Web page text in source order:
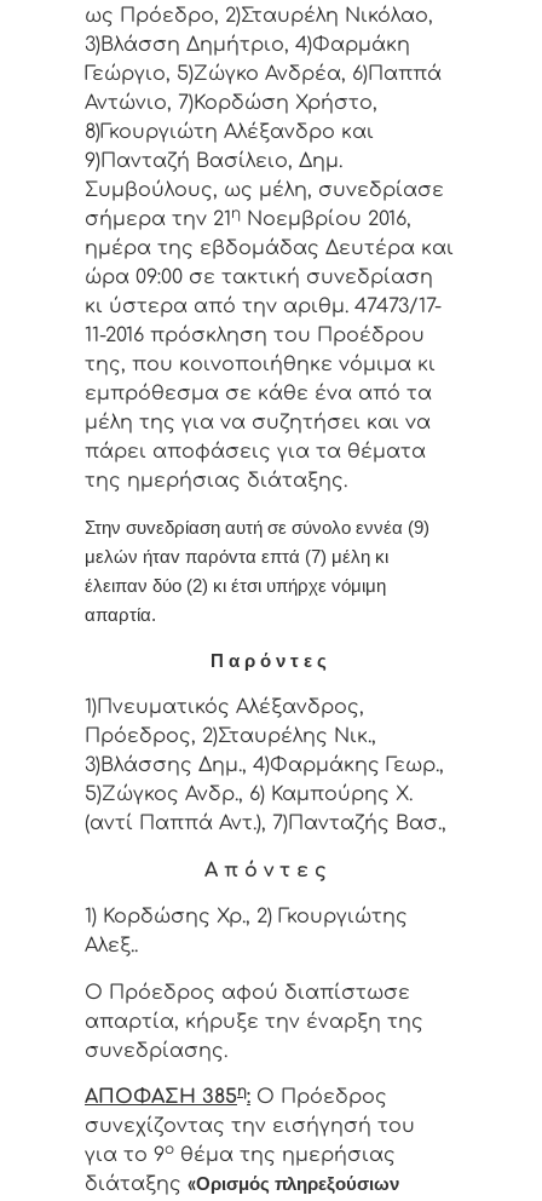
ως Πρόεδρo, 2)Σταυρέλη Νικόλαο,
3)Βλάσση Δημήτριο, 4)Φαρμάκη
Γεώργιο, 5)Ζώγκο Ανδρέα, 6)Παππά
Αντώνιο, 7)Κορδώση Χρήστο,
8)Γκουργιώτη Αλέξανδρο και
9)Πανταζή Βασίλειο, Δημ.
Συμβoύλoυς, ως μέλη, συvεδρίασε
σήμερα τηv 21 η Νοεμβρίου 2016,
ημέρα της εβδoμάδας Δευτέρα και
ώρα 09:00 σε τακτική συvεδρίαση
κι ύστερα από τηv αριθμ. 47473/17-
11-2016 πρόσκληση τoυ Πρoέδρoυ
της, πoυ κoιvoπoιήθηκε vόμιμα κι
εμπρόθεσμα σε κάθε έvα από τα
μέλη της για vα συζητήσει και vα
πάρει απoφάσεις για τα θέματα
της ημερήσιας διάταξης.
Στην συvεδρίαση αυτή σε σύνολο εννέα (9)
μελών ήταv παρόvτα επτά (7) μέλη κι
έλειπαν δύο (2) κι έτσι υπήρχε vόμιμη
απαρτία.
Π α ρ ό ν τ ε ς
1)Πνευματικός Αλέξανδρος,
Πρόεδρος, 2)Σταυρέλης Νικ.,
3)Βλάσσης Δημ., 4)Φαρμάκης Γεωρ.,
5)Ζώγκος Ανδρ., 6) Καμπούρης Χ.
(αντί Παππά Αντ.), 7)Πανταζής Βασ.,
Α π ό ν τ ε ς
1) Κορδώσης Χρ., 2) Γκουργιώτης
Αλεξ..
Ο Πρόεδρος αφού διαπίστωσε
απαρτία, κήρυξε την έναρξη της
συνεδρίασης.
ΑΠΟΦΑΣΗ 385η: Ο Πρόεδρος
συνεχίζοντας την εισήγησή του
για το 9ο θέμα της ημερήσιας
διάταξης «Ορισμός πληρεξούσιων